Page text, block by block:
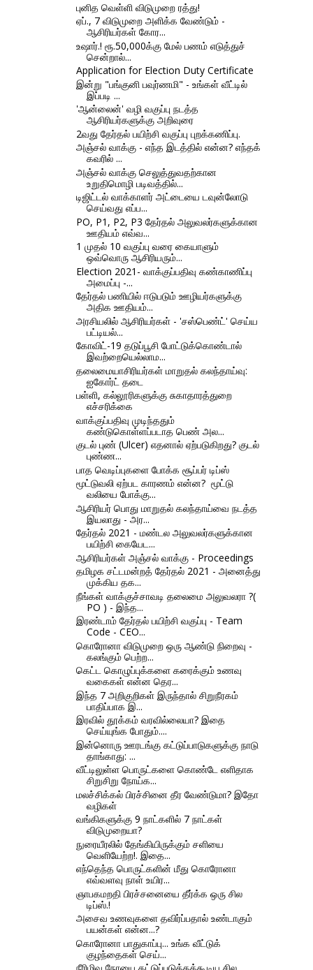
புனித வெள்ளி விடுமுறை ரத்து!
ஏப்., 7 விடுமுறை அளிக்க வேண்டும் -
ஆசிரியர்கள் கோர...
உஷார்.! ரூ.50,000க்கு மேல் பணம் எடுத்துச்
சென்றால்...
Application for Election Duty Certificate
இன்று "பங்குனி பவுர்ணமி" - உங்கள் வீட்டில்
இப்படி ...
'ஆன்லைன்' வழி வகுப்பு நடத்த
ஆசிரியர்களுக்கு அறிவுரை
2வது தேர்தல் பயிற்சி வகுப்பு புறக்கணிப்பு.
அஞ்சல் வாக்கு - எந்த இடத்தில் என்ன? எந்தக்
கவரில் ...
அஞ்சல் வாக்கு செலுத்துவதற்கான
உறுதிமொழி படிவத்தில்...
டிஜிட்டல் வாக்காளர் அட்டையை டவுன்லோடு
செய்வது எப்ப...
PO, P1, P2, P3 தேர்தல் அலுவலர்களுக்கான
ஊதியம் எவ்வ...
1 முதல் 10 வகுப்பு வரை கையாளும்
ஒவ்வொரு ஆசிரியரும்...
Election 2021- வாக்குப்பதிவு கண்காணிப்பு
அமைப்பு -...
தேர்தல் பணியில் ஈடுபடும் ஊழியர்களுக்கு
அதிக ஊதியம்...
அரசியலில் ஆசிரியர்கள் - 'சஸ்பெண்ட்' செய்ய
பட்டியல்...
கோவிட்-19 தடுப்பூசி போட்டுக்கொண்டால்
இவற்றையெல்லாம...
தலைமையாசிரியர்கள் மாறுதல் கலந்தாய்வு:
ஐகோர்ட் தடை
பள்ளி, கல்லூரிகளுக்கு சுகாதாரத்துறை
எச்சரிக்கை
வாக்குப்பதிவு முடிந்ததும்
கண்டுகொள்ளப்படாத பெண் அல...
குடல் புண் (Ulcer) எதனால் ஏற்படுகிறது? குடல்
புண்ண...
பாத வெடிப்புகளை போக்க சூப்பர் டிப்ஸ்
மூட்டுவலி ஏற்பட காரணம் என்ன? ‌ மூட்டு
வலியை போக்கு...
ஆசிரியர் பொது மாறுதல் கலந்தாய்வை நடத்த
இயலாது - அர...
தேர்தல் 2021 - மண்டல அலுவலர்களுக்கான
பயிற்சி கையேட...
ஆசிரியர்கள் அஞ்சல் வாக்கு - Proceedings
தமிழக சட்டமன்றத் தேர்தல் 2021 - அனைத்து
முக்கிய தக...
நீங்கள் வாக்குச்சாவடி தலைமை அலுவலரா ?(
PO ) - இந்த...
இரண்டாம் தேர்தல் பயிற்சி வகுப்பு - Team
Code - CEO...
கொரோனா விடுமுறை ஒரு ஆண்டு நிறைவு -
கலங்கும் பெற்ற...
கெட்ட கொழுப்புக்களை கரைக்கும் உணவு
வகைகள் என்ன தெர...
இந்த 7 அறிகுறிகள் இருந்தால் சிறுநீரகம்
பாதிப்பாக இ...
இரவில் தூக்கம் வரவில்லையா? இதை
செய்யுங்க போதும்....
இன்னொரு ஊரடங்கு கட்டுப்பாடுகளுக்கு நாடு
தாங்காது: ...
வீட்டிலுள்ள பொருட்களை கொண்டே எளிதாக
சிறுசிறு நோய்க...
மலச்சிக்கல் பிரச்சினை தீர வேண்டுமா? இதோ
வழிகள்
வங்கிகளுக்கு 9 நாட்களில் 7 நாட்கள்
விடுமுறையா?
நுரையீரலில் தேங்கியிருக்கும் சளியை
வெளியேற்ற!. இதை...
எந்தெந்த பொருட்களின் மீது கொரோனா
எவ்வளவு நாள் உயிர...
ஞாபகமறதி பிரச்சனையை தீர்க்க ஒரு சில
டிப்ஸ்.!
அசைவ உணவுகளை தவிர்ப்பதால் உண்டாகும்
பயன்கள் என்ன...?
கொரோனா பாதுகாப்பு... உங்க வீட்டுக்
குழந்தைகள் செய்...